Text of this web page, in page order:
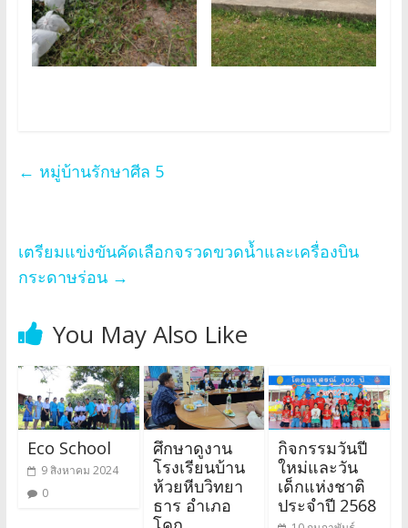
← หมู่บ้านรักษาศีล 5
เตรียมแข่งขันคัดเลือกจรวดขวดน้ำและเครื่องบิน
กระดาษร่อน →
You May Also Like
Eco School
9 สิงหาคม 2024
0
ศึกษาดูงาน
โรงเรียนบ้าน
ห้วยหีบวิทยา
ธาร อำเภอ
กิจกรรมวันปี
ใหม่และวัน
เด็กแห่งชาติ
ประจำปี 2568